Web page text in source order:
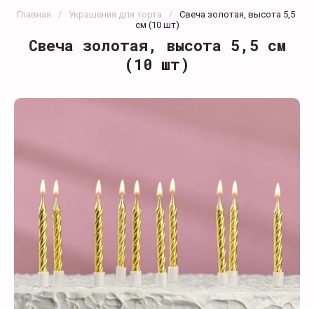
Главная / Украшения для торта /
Свеча золотая, высота 5,5
см (10 шт)
Свеча золотая, высота 5,5 см
(10 шт)